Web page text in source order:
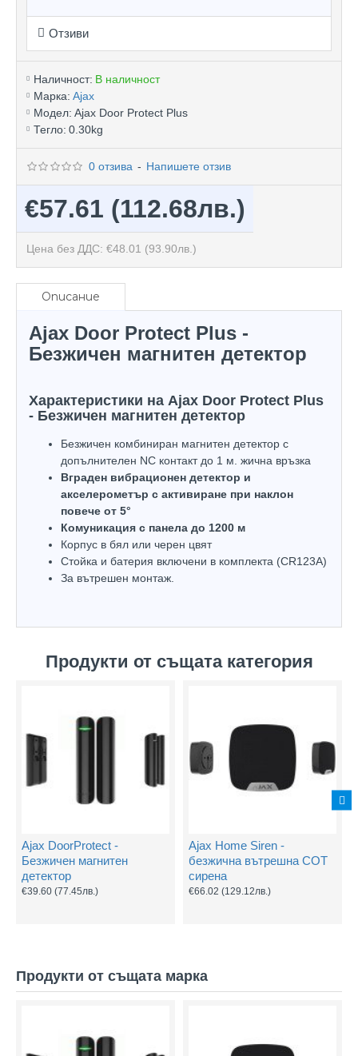
Отзиви
Наличност: В наличност
Марка: Ajax
Модел: Ajax Door Protect Plus
Тегло: 0.30kg
0 отзива - Напишете отзив
€57.61 (112.68лв.)
Цена без ДДС: €48.01 (93.90лв.)
Описание
Ajax Door Protect Plus -
Безжичен магнитен детектор
Характеристики на Ajax Door Protect Plus
- Безжичен магнитен детектор
Безжичен комбиниран магнитен детектор с
допълнителен NC контакт до 1 м. жична връзка
Вграден вибрационен детектор и
акселерометър с активиране при наклон
повече от 5°
Комуникация с панела до 1200 м
Корпус в бял или черен цвят
Стойка и батерия включени в комплекта (CR123A)
За вътрешен монтаж.
Продукти от същата категория
Ajax DoorProtect -
Безжичен магнитен
детектор
€39.60 (77.45лв.)
Ajax Home Siren -
безжична вътрешна СОТ
сирена
€66.02 (129.12лв.)
Продукти от същата марка